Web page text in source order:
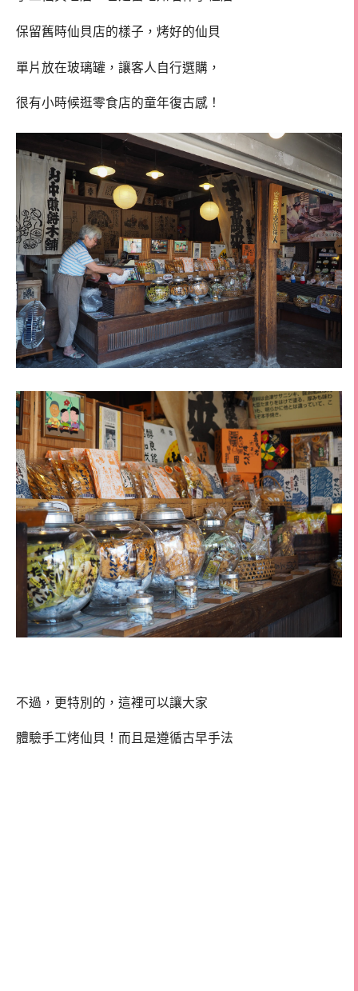
保留舊時仙貝店的樣子，烤好的仙貝
單片放在玻璃罐，讓客人自行選購，
很有小時候逛零食店的童年復古感！
不過，更特別的，這裡可以讓大家
體驗手工烤仙貝！而且是遵循古早手法